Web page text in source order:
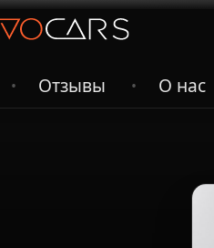
• Отзывы • О нас